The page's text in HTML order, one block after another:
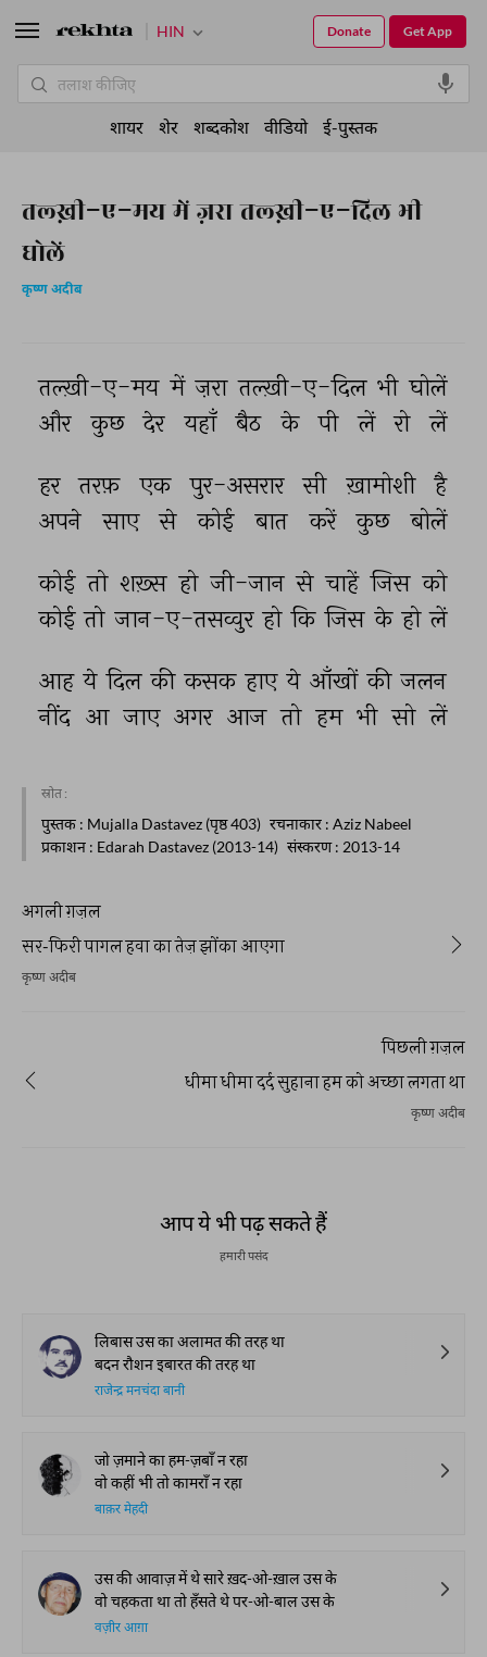
तल्ख़ी-ए-मय में ज़रा तल्ख़ी-ए-दिल भी
घोलें
कृष्ण अदीब
तल्ख़ी-ए-मय में ज़रा तल्ख़ी-ए-दिल भी घोलें
और
कुछ देर यहाँ बैठ के पी लें रो लें
हर तरफ़ एक पुर-असरार सी ख़ामोशी
है
अपने
साए से कोई बात करें कुछ बोलें
कोई तो शख़्स हो जी-जान से चाहें जिस को
कोई तो जान-ए-तसव्वुर हो कि जिस के हो लें
आह ये दिल की कसक हाए ये आँखों की जलन
नींद आ जाए अगर आज तो हम भी सो लें
स्रोत :
पुस्तक : Mujalla Dastavez (पृष्ठ 403) रचनाकार : Aziz Nabeel
प्रकाशन : Edarah Dastavez (2013-14) संस्करण: 2013-14
अगली ग़ज़ल
सर-फिरी पागल हवा का तेज़ झोंका आएगा
कृष्ण अदीब
पिछली ग़ज़ल
धीमा धीमा दर्द सुहाना हम को अच्छा लगता था
कृष्ण अदीब
आप ये भी पढ़ सकते हैं
हमारी पसंद
लिबास उस का अलामत की तरह था
बदन रौशन इबारत की तरह था
राजेन्द्र मनचंदा बानी
जो ज़माने का हम-ज़बाँ न रहा
वो कहीं भी तो कामराँ न रहा
बाक़र मेहदी
उस की आवाज़ में थे सारे ख़द-ओ-ख़ाल उस के
वो चहकता था तो हँसते थे पर-ओ-बाल उस के
वज़ीर आग़ा
HIN Get App
Donate
शायर शेर शब्दकोश वीडियो ई-पुस्तक